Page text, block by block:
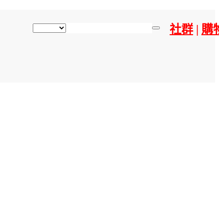
社群 | 購